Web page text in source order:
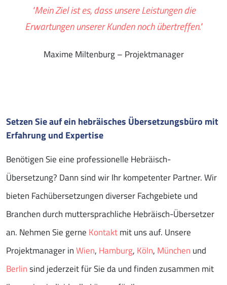
"Mein Ziel ist es, dass unsere Leistungen die
Erwartungen unserer Kunden noch übertreffen."
Maxime Miltenburg – Projektmanager
Setzen Sie auf ein hebräisches Übersetzungsbüro mit
Erfahrung und Expertise
Benötigen Sie eine professionelle Hebräisch-
Übersetzung? Dann sind wir Ihr kompetenter Partner. Wir
bieten Fachübersetzungen diverser Fachgebiete und
Branchen durch muttersprachliche Hebräisch-Übersetzer
an. Nehmen Sie gerne Kontaktmit uns auf. Unsere
Projektmanager inWien, Hamburg, Köln, München und
Berlinsind jederzeit für Sie da und finden zusammen mit